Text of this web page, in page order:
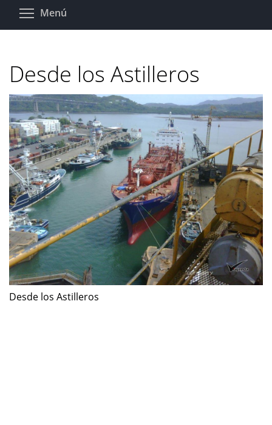
Pasar
Menú
Desde los Astilleros
Desde los Astilleros